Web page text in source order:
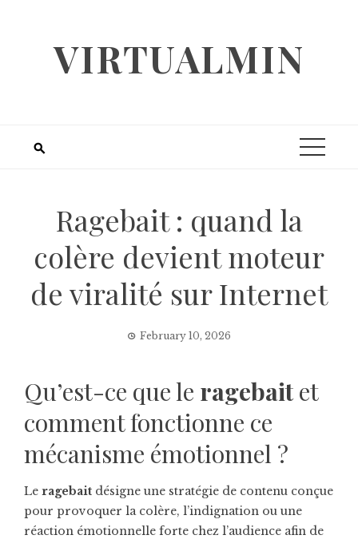
VIRTUALMIN
Ragebait : quand la
colère devient moteur
de viralité sur Internet
February 10, 2026
Qu’est-ce que le ragebaitet
comment fonctionne ce
mécanisme émotionnel ?
Le ragebait désigne une stratégie de contenu conçue
pour provoquer la colère, l’indignation ou une
réaction émotionnelle forte chez l’audience afin de